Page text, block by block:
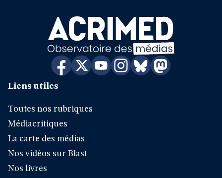
Liens utiles
Toutes nos rubriques
Médiacritiques
La carte des médias
Nos vidéos sur Blast
Nos livres